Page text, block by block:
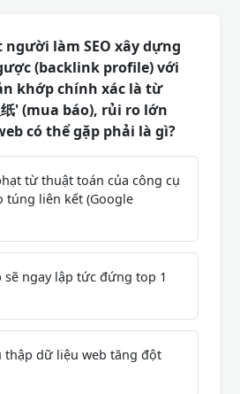
người làm SEO xây dựng
(backlink profile) với
khớp chính xác là từ
纸' (mua báo), rủi ro lớn
có thể gặp phải là gì?
từ thuật toán của công cụ
túng liên kết (Google
sẽ ngay lập tức đứng top 1
thập dữ liệu web tăng đột